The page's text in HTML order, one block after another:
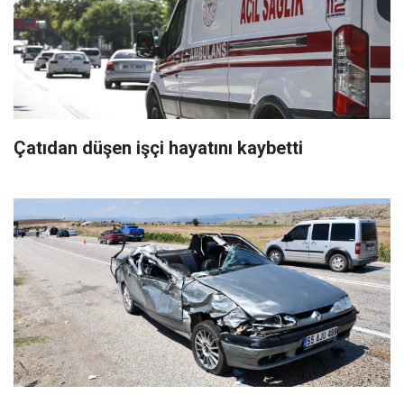
Çatıdan düşen işçi hayatını kaybetti